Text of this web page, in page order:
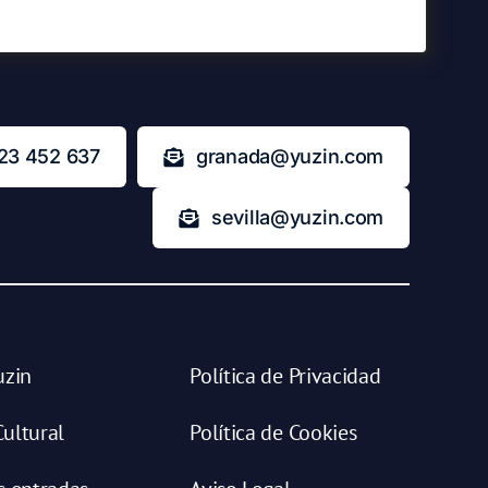
452 637 granada@yuzin.com
sevilla@yuzin.com
Política de Privacidad
Política de Cookies